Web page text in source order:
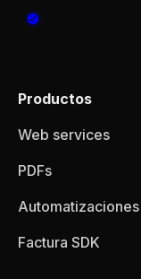
Productos
Web services
PDFs
Automatizaciones
Factura SDK